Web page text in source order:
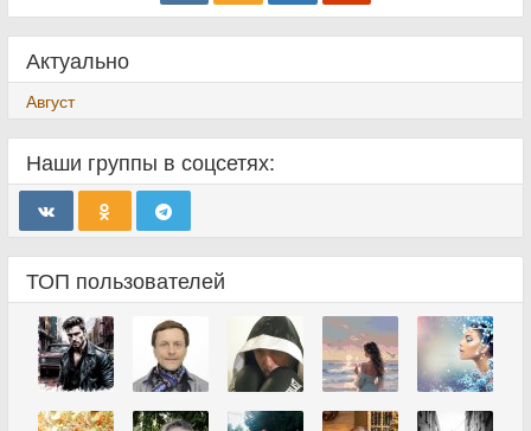
Актуально
Август
Наши группы в соцсетях:
ТОП пользователей